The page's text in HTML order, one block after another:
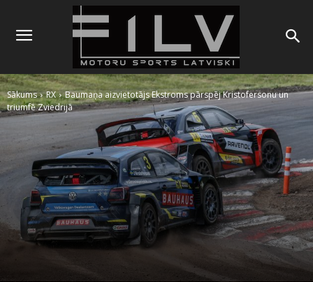
Sākums RX
Baumaņa aizvietotājs Ekstroms pārspēj Kristofersonu un
triumfē Zviedrijā